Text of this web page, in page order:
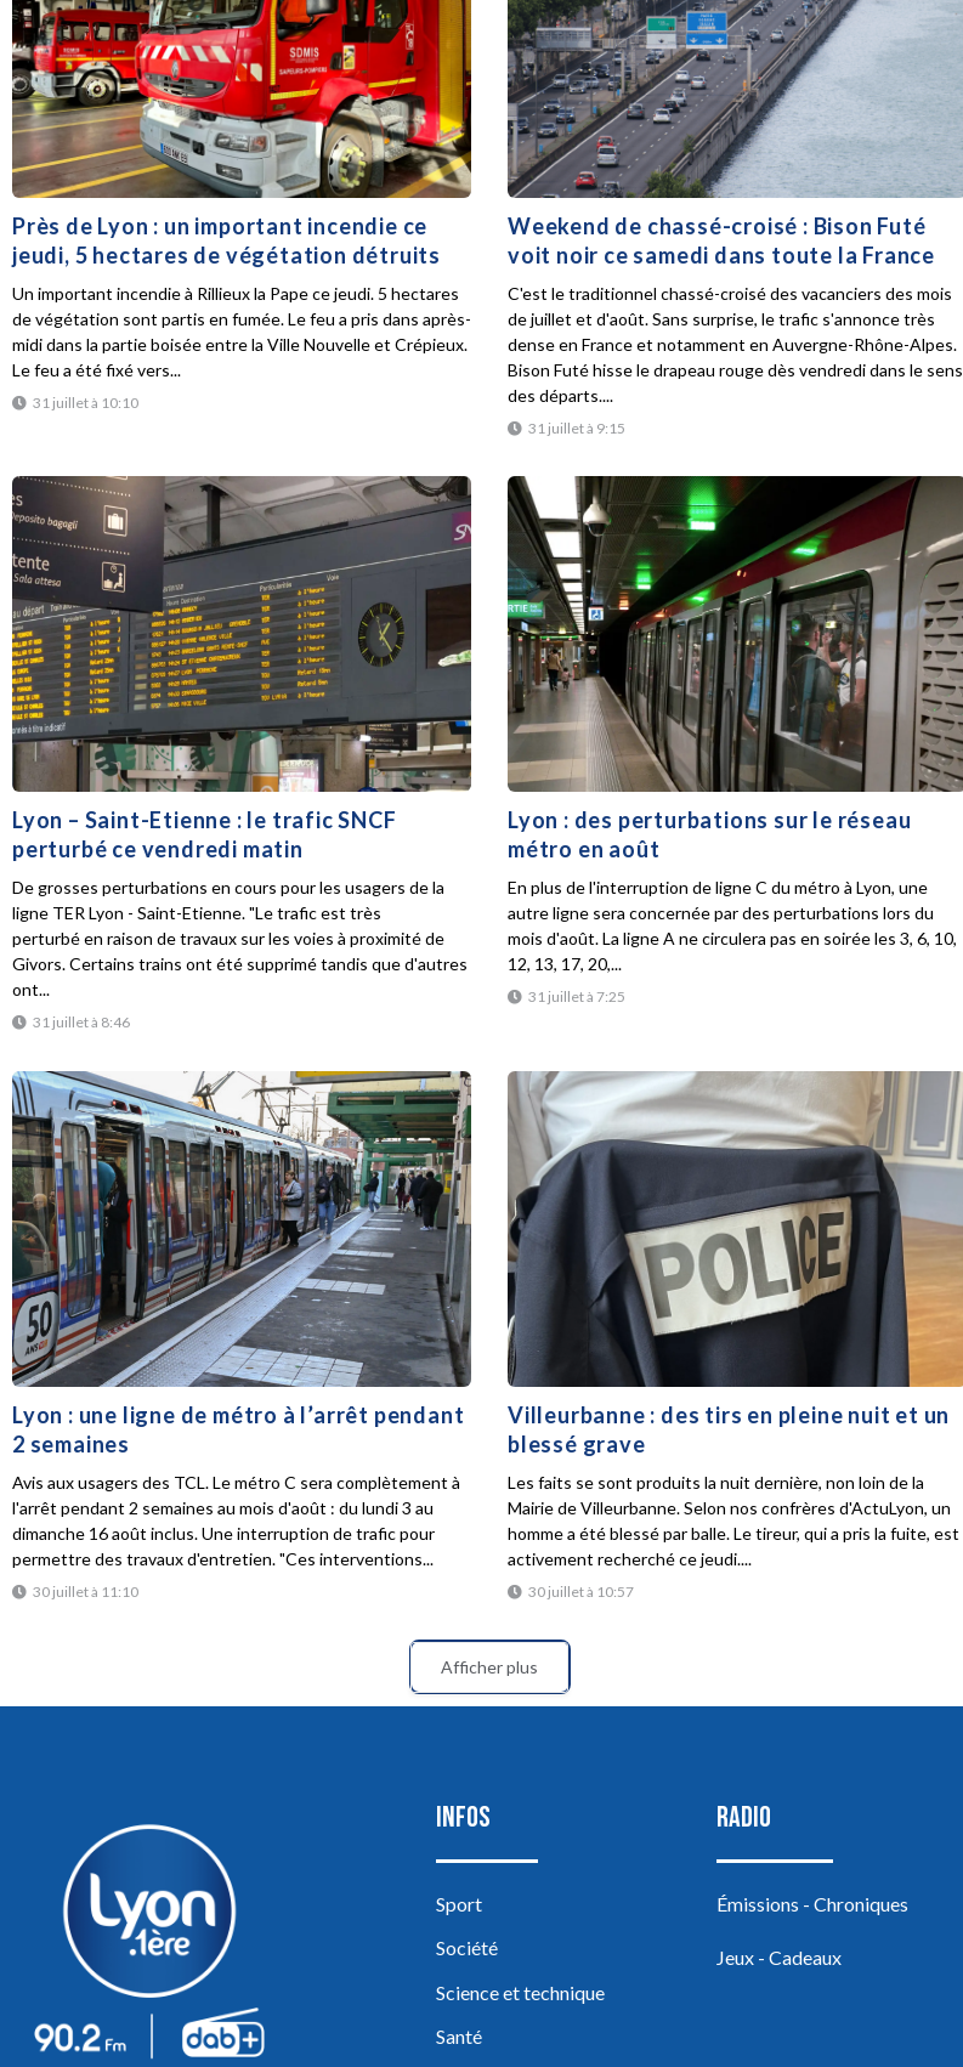
Près de Lyon : un important incendie ce
jeudi, 5 hectares de végétation détruits
31 juillet à 10:10
Un important incendie à Rillieux la Pape ce jeudi. 5 hectares
de végétation sont partis en fumée. Le feu a pris dans après-
midi dans la partie boisée entre la Ville Nouvelle et Crépieux.
Le feu a été fixé vers...
Weekend de chassé-croisé : Bison Futé
voit noir ce samedi dans toute la France
31 juillet à 9:15
C'est le traditionnel chassé-croisé des vacanciers des mois
de juillet et d'août. Sans surprise, le trafic s'annonce très
dense en France et notamment en Auvergne-Rhône-Alpes.
Bison Futé hisse le drapeau rouge dès vendredi dans le sens
des départs....
Lyon – Saint-Etienne : le trafic SNCF
perturbé ce vendredi matin
31 juillet à 8:46
De grosses perturbations en cours pour les usagers de la
ligne TER Lyon - Saint-Etienne. "Le trafic est très
perturbé en raison de travaux sur les voies à proximité de
Givors. Certains trains ont été supprimé tandis que d'autres
ont...
Lyon : des perturbations sur le réseau
métro en août
31 juillet à 7:25
En plus de l'interruption de ligne C du métro à Lyon, une
autre ligne sera concernée par des perturbations lors du
mois d'août. La ligne A ne circulera pas en soirée les 3, 6, 10,
12, 13, 17, 20,...
Lyon : une ligne de métro à l’arrêt pendant
2 semaines
30 juillet à 11:10
Avis aux usagers des TCL. Le métro C sera complètement à
l'arrêt pendant 2 semaines au mois d'août : du lundi 3 au
dimanche 16 août inclus. Une interruption de trafic pour
permettre des travaux d'entretien. "Ces interventions...
Villeurbanne : des tirs en pleine nuit et un
blessé grave
30 juillet à 10:57
Les faits se sont produits la nuit dernière, non loin de la
Mairie de Villeurbanne. Selon nos confrères d'ActuLyon, un
homme a été blessé par balle. Le tireur, qui a pris la fuite, est
activement recherché ce jeudi....
Afficher plus
INFOS
Sport
Société
Science et technique
Santé
RADIO
Émissions - Chroniques
Jeux - Cadeaux